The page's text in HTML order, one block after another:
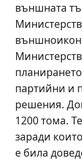
външната
партийни и
решения.
1200 тома.
заради
е била